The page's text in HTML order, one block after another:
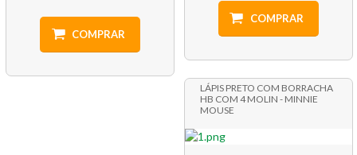
COMPRAR
COMPRAR
LÁPIS PRETO COM BORRACHA
HB COM 4 MOLIN - MINNIE
MOUSE